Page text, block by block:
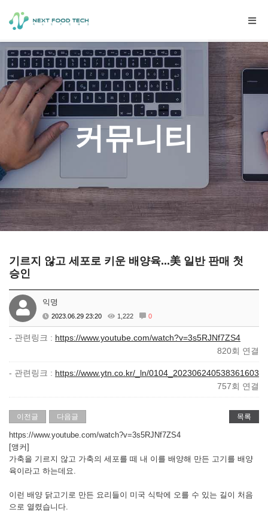
커뮤니티
기르지 않고 세포로 키운 배양육...美 일반 판매 첫
승인
익명
2023.06.29 23:20 1,222 0
- 관련링크 : https://www.youtube.com/watch?v=3s5RJNf7ZS4
820회 연결
- 관련링크 : https://www.ytn.co.kr/_ln/0104_202306240538361603
757회 연결
이전글 다음글 목록
https://www.youtube.com/watch?v=3s5RJNf7ZS4
[앵커]
가축을 기르지 않고 가축의 세포를 떼 내 이를 배양해 만든 고기를 배양
육이라고 하는데요.
이런 배양 닭고기로 만든 요리들이 미국 식탁에 오를 수 있는 길이 처음
으로 열렸습니다.